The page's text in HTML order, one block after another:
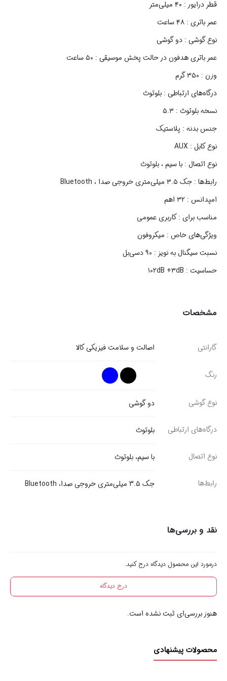
قطر درایور : ۴۰ میلی‌متر
عمر باتری : ۴۸ ساعت
نوع گوشی : دو گوشی
عمر باتری هدفون در حالت پخش موسیقی : ۵۰ ساعت
وزن : ۳۵۰ گرم
درگاه‌های ارتباطی : بلوتوث
نسخه بلوتوث : ۵.۳
جنس بدنه : پلاستیک
نوع کابل : AUX
نوع اتصال : با سیم ، بلوتوث
رابط‌ها : جک ۳.۵ میلی‌متری خروجی صدا ، Bluetooth
امپدانس : ۳۲ اهم
مناسب برای : کاربری عمومی
ویژگی‌های خاص : میکروفون
نسبت سیگنال به نویز : ۹۰ دسی‌بل
حساسیت : ۱۰۲dB +۳dB
مشخصات
گارانتی اصالت و سلامت فیزیکی کالا
رنگ
نوع گوشی دو گوشی
درگاه‌های ارتباطی بلوتوث
نوع اتصال با سیم، بلوتوث
رابط‌ها جک 3.5 میلی‌متری خروجی صدا، Bluetooth
نقد و بررسی‌ها
درمورد این محصول دیدگاه درج کنید.
درج دیدگاه
هنوز بررسی‌ای ثبت نشده است.
محصولات پیشنهادی